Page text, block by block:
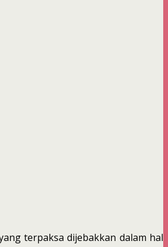
terpaksa dijebakkan dalam hal